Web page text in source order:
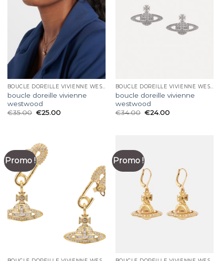
BOUCLE DOREILLE VIVIENNE WESTWOOD
boucle doreille vivienne
westwood
€35.00 €25.00
BOUCLE DOREILLE VIVIENNE WESTWOOD
boucle doreille vivienne
westwood
€34.00 €24.00
Promo ! Promo !